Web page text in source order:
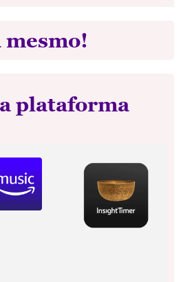
mesmo!
plataforma